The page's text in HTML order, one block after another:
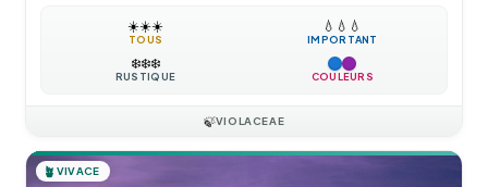
☀️☀️☀️
TOUS
💧 💧 💧
IMPORTANT
❄️❄️❄️
RUSTIQUE COULEURS
🍃VIOLACEAE
🪴 VIVACE